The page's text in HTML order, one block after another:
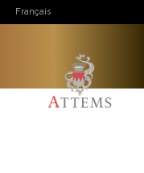
Français